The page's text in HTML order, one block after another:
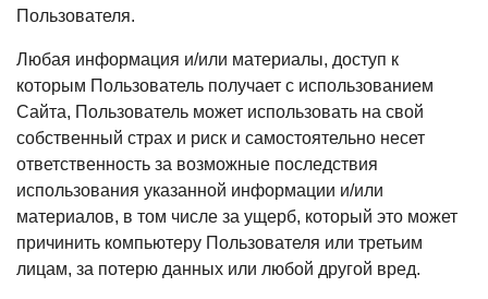
Пользователя.
Любая информация и/или материалы, доступ к
которым Пользователь получает с использованием
Сайта, Пользователь может использовать на свой
собственный страх и риск и самостоятельно несет
ответственность за возможные последствия
использования указанной информации и/или
материалов, в том числе за ущерб, который это может
причинить компьютеру Пользователя или третьим
лицам, за потерю данных или любой другой вред.